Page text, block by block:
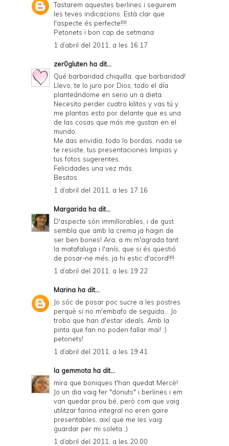
Tastarem aquestes berlines i seguirem
les teves indicacions. Està clar que
l'aspecte és perfecte!!!!
Petonets i bon cap de setmana
1 d’abril del 2011, a les 16:17
zer0gluten ha dit...
Qué barbaridad chiquilla, que barbaridad!
Llevo, te lo juro por Dios, todo el día
planteándome en serio un a dieta.
Necesito perder cuatro kilitos y vas tú y
me plantas esto por delante que es una
de las cosas que más me gustan en el
mundo.
Me das envidia, todo lo bordas, nada se
te resiste, tus presentaciones limpias y
tus fotos sugerentes.
Felicidades una vez más.
Besitos.
1 d’abril del 2011, a les 17:16
Margarida ha dit...
D'aspecte són immillorables, i de gust
sembla que amb la crema ja hagin de
ser ben bones! Ara, a mi m'agrada tant
la matafaluga i l'anís, que si és qüestió
de posar-ne més, ja hi estic d'acord!!!!
1 d’abril del 2011, a les 19:22
Marina ha dit...
Jo sóc de posar poc sucre a les postres
perquè si no m'embafo de seguida... Jo
trobo que han d'estar ideals. Amb la
pinta que fan no poden fallar mai! ;)
petonets!
1 d’abril del 2011, a les 19:41
la gemmota ha dit...
mira que boniques t'han quedat Mercè!
Jo un dia vaig fer "donuts" i berlines i em
van quedar prou bé, però com que vaig
utilitzar farina integral no eren gaire
presentables, així que me les vaig
guardar per mi soleta ;)
1 d’abril del 2011, a les 20:00